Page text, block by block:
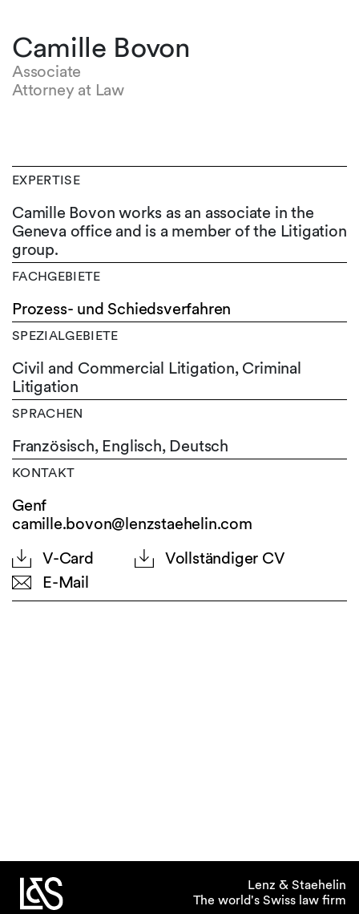
Camille Bovon
Associate
Attorney at Law
EXPERTISE
Camille Bovon works as an associate in the
Geneva office and is a member of the Litigation
group.
FACHGEBIETE
Prozess- und Schiedsverfahren
SPEZIALGEBIETE
Civil and Commercial Litigation, Criminal
Litigation
SPRACHEN
Französisch, Englisch, Deutsch
KONTAKT
Genf
camille.bovon@lenzstaehelin.com
V-Card
Vollständiger CV
E-Mail
Lenz & Staehelin
The world's Swiss law firm